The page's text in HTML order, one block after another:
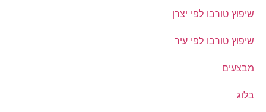
שיפוץ טורבו לפי יצרן
שיפוץ טורבו לפי עיר
מבצעים
בלוג